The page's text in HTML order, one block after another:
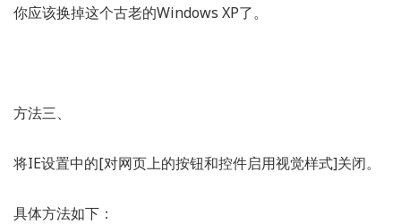
你应该换掉这个古老的Windows XP了。
方法三、
将IE设置中的[对网页上的按钮和控件启用视觉样式]关闭。
具体方法如下：